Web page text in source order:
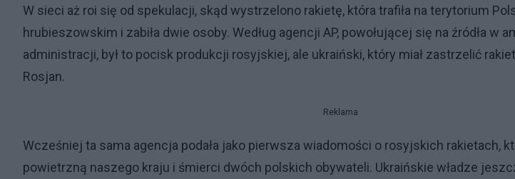
W sieci aż roi się od spekulacji, skąd wystrzelono rakietę, która trafiła na terytorium
hrubieszowskim i zabiła dwie osoby. Według agencji AP, powołującej się na źródła w
administracji, był to pocisk produkcji rosyjskiej, ale ukraiński, który miał zastrzelić
Rosjan.
Reklama
Wcześniej ta sama agencja podała jako pierwsza wiadomości o rosyjskich rakietach,
powietrzną naszego kraju i śmierci dwóch polskich obywateli. Ukraińskie władze